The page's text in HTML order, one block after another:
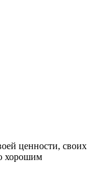
ценности, своих
хорошим